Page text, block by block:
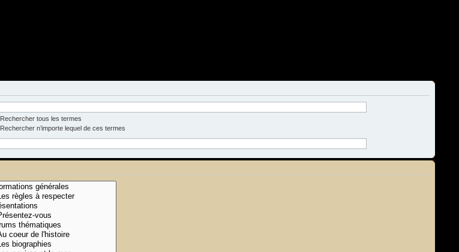
Rechercher tous les termes
Rechercher n’importe lequel de ces termes